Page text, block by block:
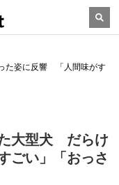
た姿に反響 「人間味がす
大型犬 だらけ
ごい」「おっさ